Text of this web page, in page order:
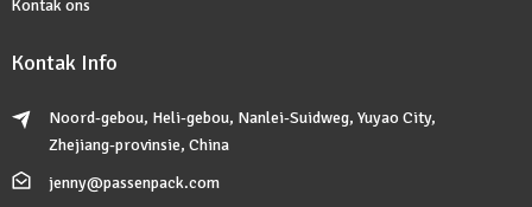
Kontak ons
Kontak Info
Noord-gebou, Heli-gebou, Nanlei-Suidweg, Yuyao City,
Zhejiang-provinsie, China
jenny@passenpack.com